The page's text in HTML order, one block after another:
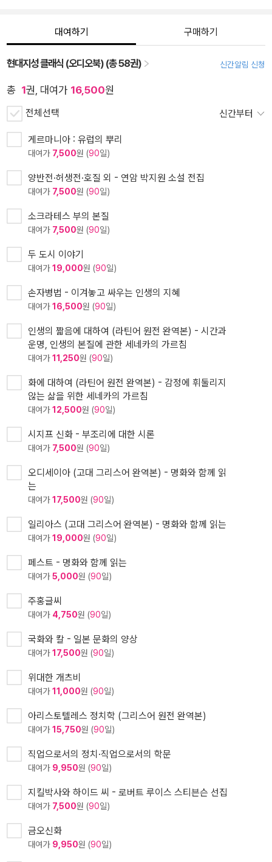
대여하기 구매하기
현대지성 클래식 (오디오북) (총 58권) 신간알림 신청
총 1권, 대여가 16,500원
전체선택 신간부터
게르마니아 : 유럽의 뿌리
대여가 7,500원 (90일)
양반전·허생전·호질 외 - 연암 박지원 소설 전집
대여가 7,500원 (90일)
소크라테스 부의 본질
대여가 7,500원 (90일)
두 도시 이야기
대여가19,000원 (90일)
손자병법 - 이겨놓고 싸우는 인생의 지혜
대여가16,500원 (90일)
인생의 짧음에 대하여 (라틴어 원전 완역본) - 시간과
운명, 인생의 본질에 관한 세네카의 가르침
대여가11,250원 (90일)
화에 대하여 (라틴어 원전 완역본) - 감정에 휘둘리지
않는 삶을 위한 세네카의 가르침
대여가12,500원 (90일)
시지프 신화 - 부조리에 대한 시론
대여가 7,500원 (90일)
오디세이아 (고대 그리스어 완역본) - 명화와 함께 읽
는
대여가17,500원 (90일)
일리아스 (고대 그리스어 완역본) - 명화와 함께 읽는
대여가19,000원 (90일)
페스트 - 명화와 함께 읽는
대여가5,000원 (90일)
주홍글씨
대여가 4,750원 (90일)
국화와 칼 - 일본 문화의 양상
대여가17,500원 (90일)
위대한 개츠비
대여가11,000원 (90일)
아리스토텔레스 정치학 (그리스어 원전 완역본)
대여가15,750원 (90일)
직업으로서의 정치·직업으로서의 학문
대여가 9,950원 (90일)
지킬박사와 하이드 씨 - 로버트 루이스 스티븐슨 선집
대여가 7,500원 (90일)
금오신화
대여가 9,950원 (90일)